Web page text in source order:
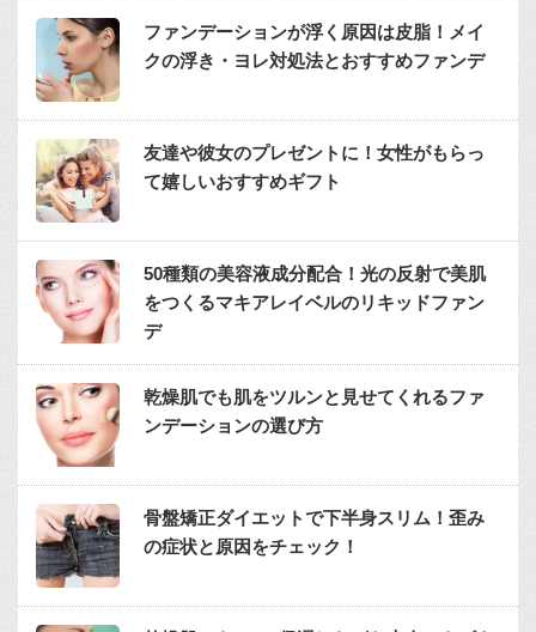
ファンデーションが浮く原因は皮脂！メイ
クの浮き・ヨレ対処法とおすすめファンデ
友達や彼女のプレゼントに！女性がもらっ
て嬉しいおすすめギフト
50種類の美容液成分配合！光の反射で美肌
をつくるマキアレイベルのリキッドファン
デ
乾燥肌でも肌をツルンと見せてくれるファ
ンデーションの選び方
骨盤矯正ダイエットで下半身スリム！歪み
の症状と原因をチェック！